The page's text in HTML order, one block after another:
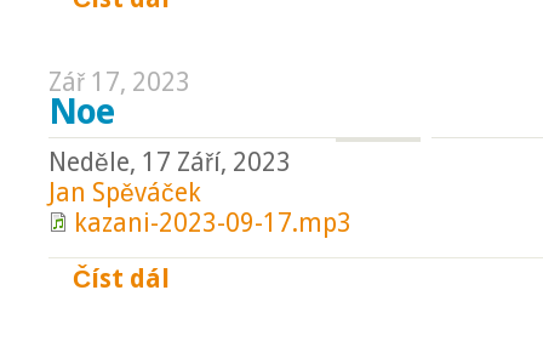
Zář 17, 2023
Noe
Neděle, 17 Září, 2023
Jan Spěváček
kazani-2023-09-17.mp3
Číst dál